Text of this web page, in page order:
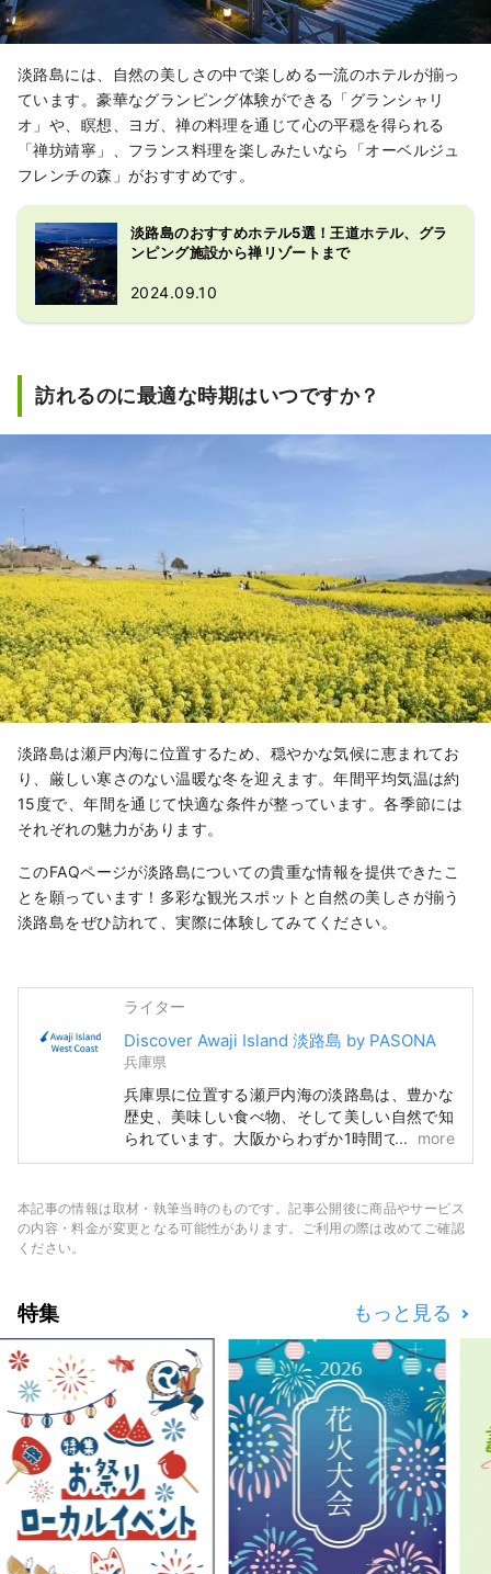
淡路島には、自然の美しさの中で楽しめる一流のホテルが揃っ
ています。豪華なグランピング体験ができる「グランシャリ
オ」や、瞑想、ヨガ、禅の料理を通じて心の平穏を得られる
「禅坊靖寧」、フランス料理を楽しみたいなら「オーベルジュ
フレンチの森」がおすすめです。
淡路島のおすすめホテル5選！王道ホテル、グラ
ンピング施設から禅リゾートまで
2024.09.10
訪れるのに最適な時期はいつですか？
淡路島は瀬戸内海に位置するため、穏やかな気候に恵まれてお
り、厳しい寒さのない温暖な冬を迎えます。年間平均気温は約
15度で、年間を通じて快適な条件が整っています。各季節には
それぞれの魅力があります。
このFAQページが淡路島についての貴重な情報を提供できたこ
とを願っています！多彩な観光スポットと自然の美しさが揃う
淡路島をぜひ訪れて、実際に体験してみてください。
ライター
Discover Awaji Island 淡路島 by PASONA
兵庫県
兵庫県に位置する瀬戸内海の淡路島は、豊かな
歴史、美味しい食べ物、そして美しい自然で知
られています。大阪からわずか1時間で、関西
地方の忙しい都市からの理想的な逃避を提供し
イベント、テーマパークなど、魅力的なスポッ
トをご紹介します。このアカウントは、主にパ
more
本記事の情報は取材・執筆当時のものです。記事公開後に商品やサービス
の内容・料金が変更となる可能性があります。ご利用の際は改めてご確認
ください。
特集 もっと見る